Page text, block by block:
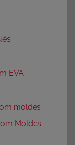
EVA
moldes
Moldes